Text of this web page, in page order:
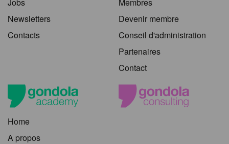
Newsletters
Contacts
Devenir membre
Conseil d'administration
Partenaires
Contact
Home
A propos